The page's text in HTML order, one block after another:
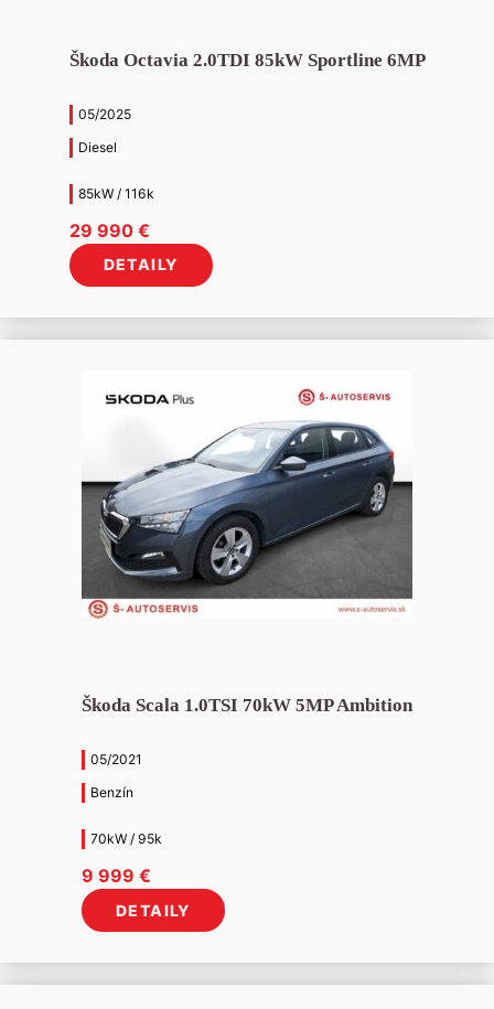
Škoda Octavia 2.0TDI 85kW Sportline 6MP
05/2025
Diesel
85kW / 116k
29 990 €
DETAILY
Škoda Scala 1.0TSI 70kW 5MP Ambition
05/2021
Benzín
70kW / 95k
9 999 €
DETAILY